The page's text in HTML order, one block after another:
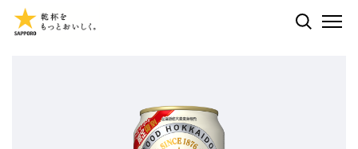
検索する